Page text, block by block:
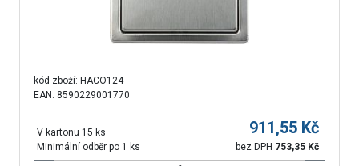
kód zboží: HACO124
EAN: 8590229001770
V kartonu 15 ks
Minimální odběr po 1 ks
911,55 Kč
bez DPH 753,35 Kč